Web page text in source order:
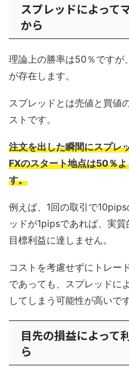
スプレッドによって
から
理論上の勝率は50％ですが
が存在します。
スプレッドとは売値と買値
ストです。
注文を出した瞬間にスプレ
FXのスタート地点は50％
す。
例えば、1回の取引で
ッドが1pipsであれば、実
目標利益に達しません。
コストを考慮せずにトレー
であっても、スプレッドに
してしまう可能性が高いです
目先の損益によって
ら